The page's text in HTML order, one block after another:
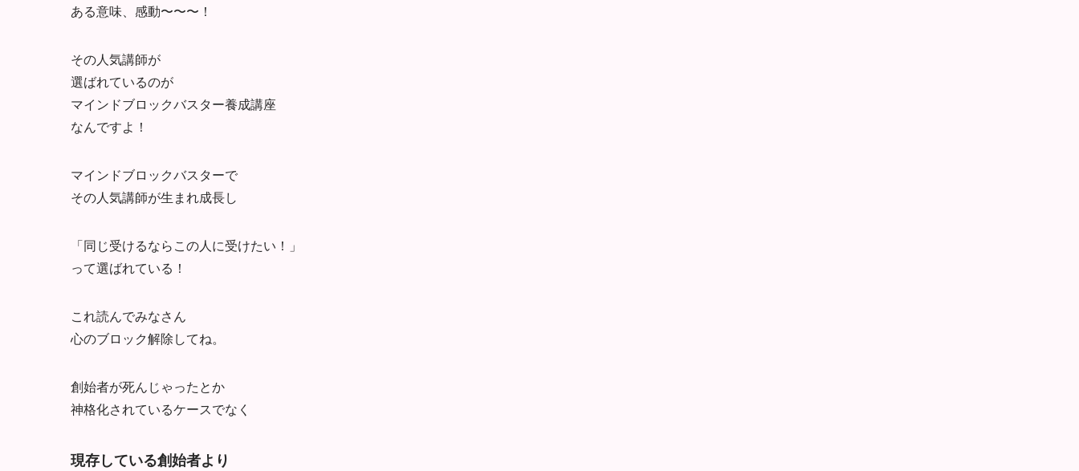
ある意味、感動〜〜〜！
その人気講師が
選ばれているのが
マインドブロックバスター養成講座
なんですよ！
マインドブロックバスターで
その人気講師が生まれ成長し
「同じ受けるならこの人に受けたい！」
って選ばれている！
これ読んでみなさん
心のブロック解除してね。
創始者が死んじゃったとか
神格化されているケースでなく
現存している創始者より